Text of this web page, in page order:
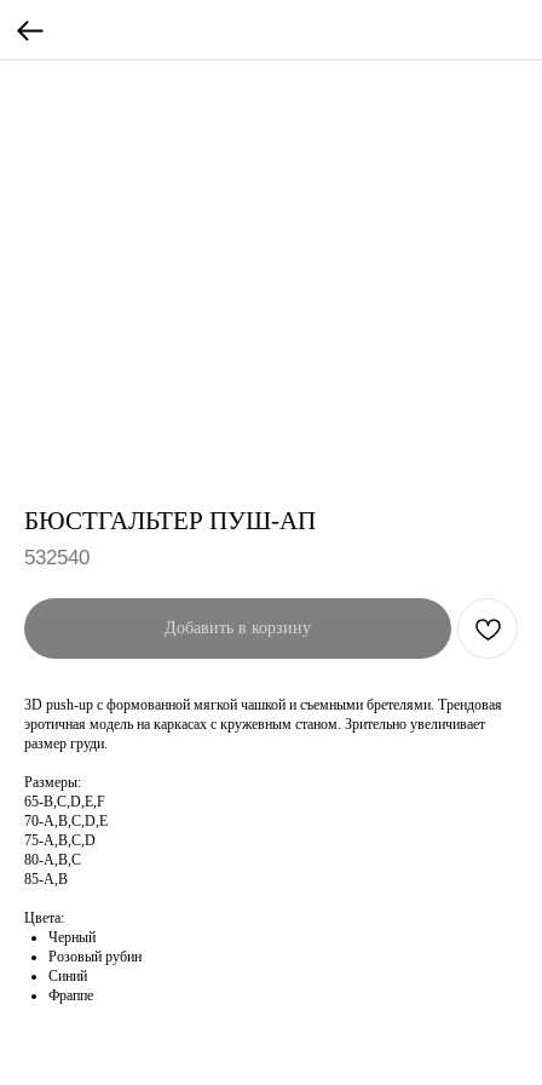
БЮСТГАЛЬТЕР ПУШ-АП
532540
Добавить в корзину
3D push-up с формованной мягкой чашкой и съемными бретелями. Трендовая
эротичная модель на каркасах с кружевным станом. Зрительно увеличивает
размер груди.
Размеры:
65-B,C,D,E,F
70-A,B,C,D,E
75-A,B,C,D
80-A,B,C
85-A,B
Цвета:
Черный
Розовый рубин
Синий
Фраппе